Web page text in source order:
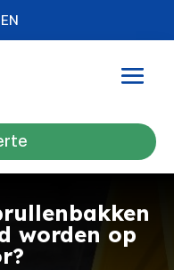
EN
worden op